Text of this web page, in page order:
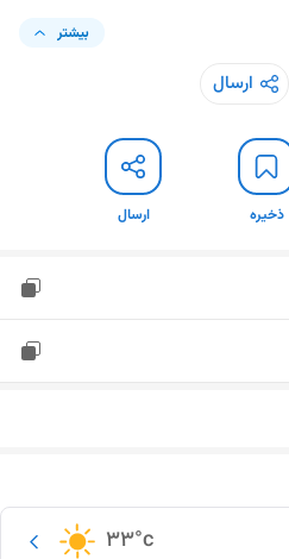
بیشتر
ارسال
ذخیره ارسال
33°c